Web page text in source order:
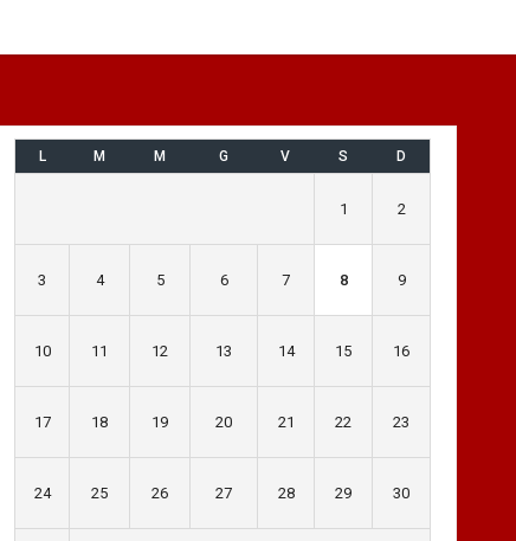
L M M G V S D
1 2
3 4 5 6 7 8 9
10 11 12 13 14 15 16
17 18 19 20 21 22 23
24 25 26 27 28 29 30